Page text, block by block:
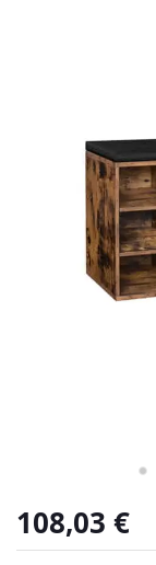
108,03 €